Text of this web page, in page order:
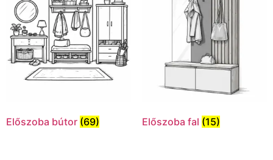
Előszoba bútor (69) Előszoba fal (15)